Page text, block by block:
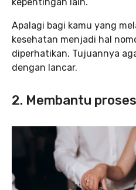
kepentingan lain.
Apalagi bagi kamu yang
kesehatan menjadi hal
diperhatikan. Tujuannya
dengan lancar.
2. Membantu